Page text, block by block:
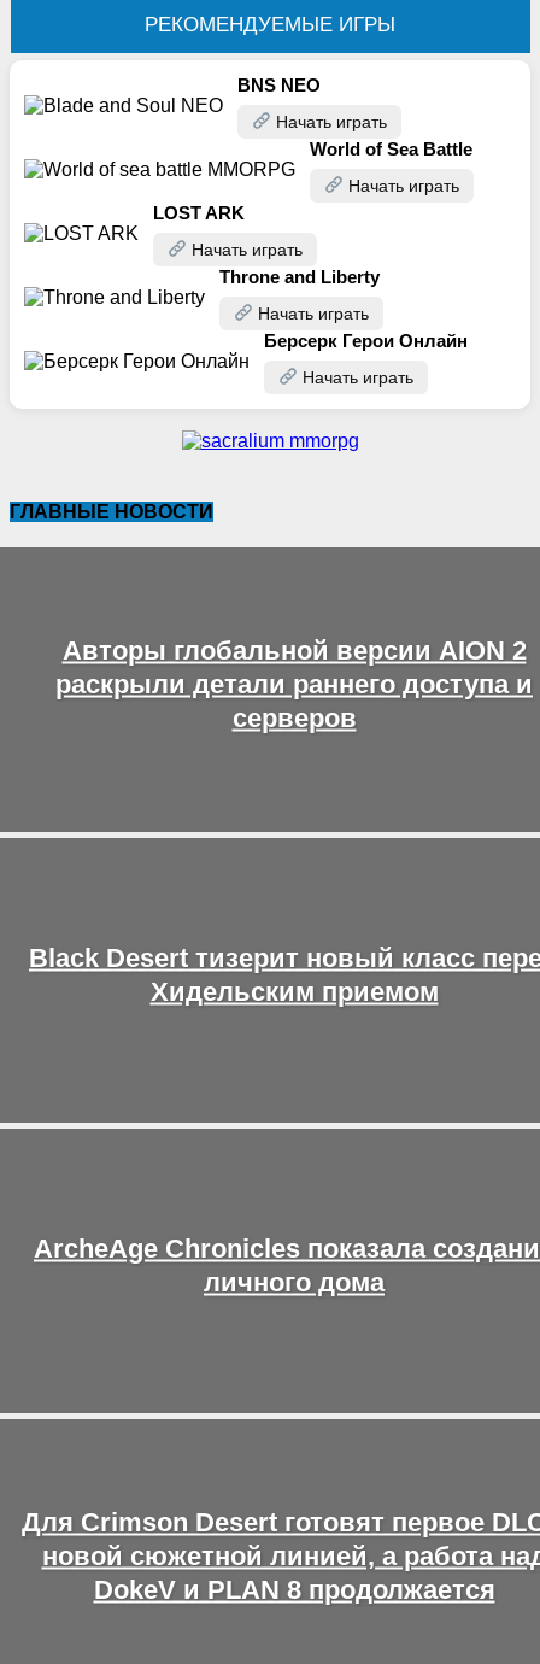
РЕКОМЕНДУЕМЫЕ ИГРЫ
BNS NEO
Начать играть
World of Sea Battle
Начать играть
LOST ARK
Начать играть
Throne and Liberty
Начать играть
Берсерк Герои Онлайн
Начать играть
ГЛАВНЫЕ НОВОСТИ
Авторы глобальной версии AION 2
раскрыли детали раннего доступа и
серверов
Black Desert тизерит новый класс
Хидельским приемом
ArcheAge Chronicles показала
личного дома
Для Crimson Desert готовят первое
новой сюжетной линией, а работа
DokeV и PLAN 8 продолжается